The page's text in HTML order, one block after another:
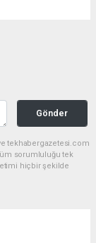
Gönder
tekhabergazetesi.com
sorumluluğu tek
hiçbir şekilde